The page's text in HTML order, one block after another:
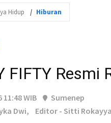
Hidup Hiburan
FIFTY Resmi
11:48 WIB
Sumenep
Dwi,
Editor - Sitti